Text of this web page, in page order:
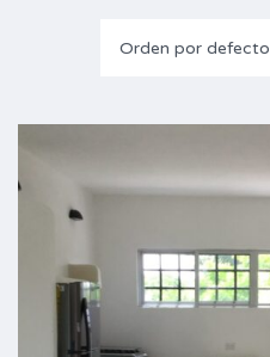
Orden por defecto